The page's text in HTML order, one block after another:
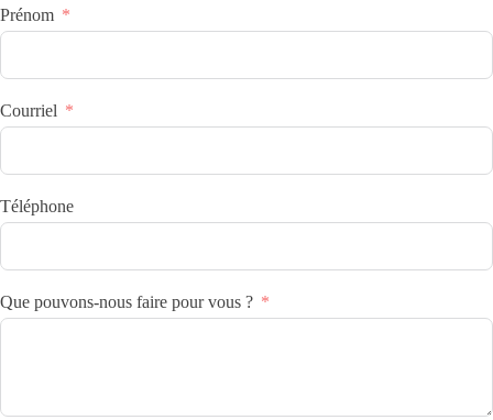
Prénom
Courriel
Téléphone
Que pouvons-nous faire pour vous ?